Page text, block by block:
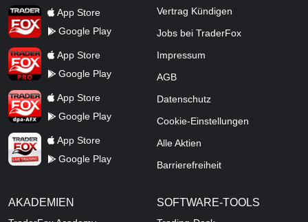
TraderFox AppApp Store
Google Play
TraderFox ProApp Store
Google Play
TraderFox dpa-AFX ProFeed
App Store
Google Play
TraderFox Live Trading
App Store
Google Play
Vertrag Kündigen
Jobs bei TraderFox
Impressum
AGB
Datenschutz
Cookie-Einstellungen
Alle Aktien
Barrierefreiheit
AKADEMIEN SOFTWARE-TOOLS